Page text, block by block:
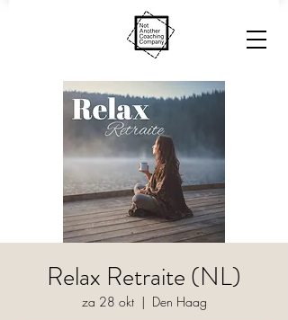
Relax Retraite (NL)
za 28 okt
  |
Den Haag